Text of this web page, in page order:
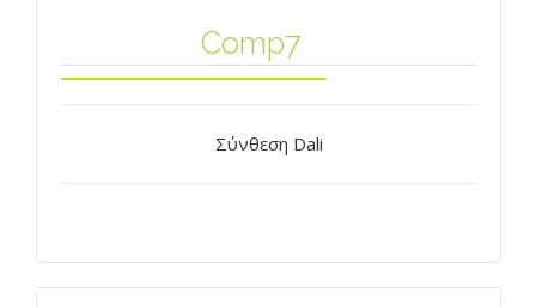
Comp7
Σύνθεση Dali